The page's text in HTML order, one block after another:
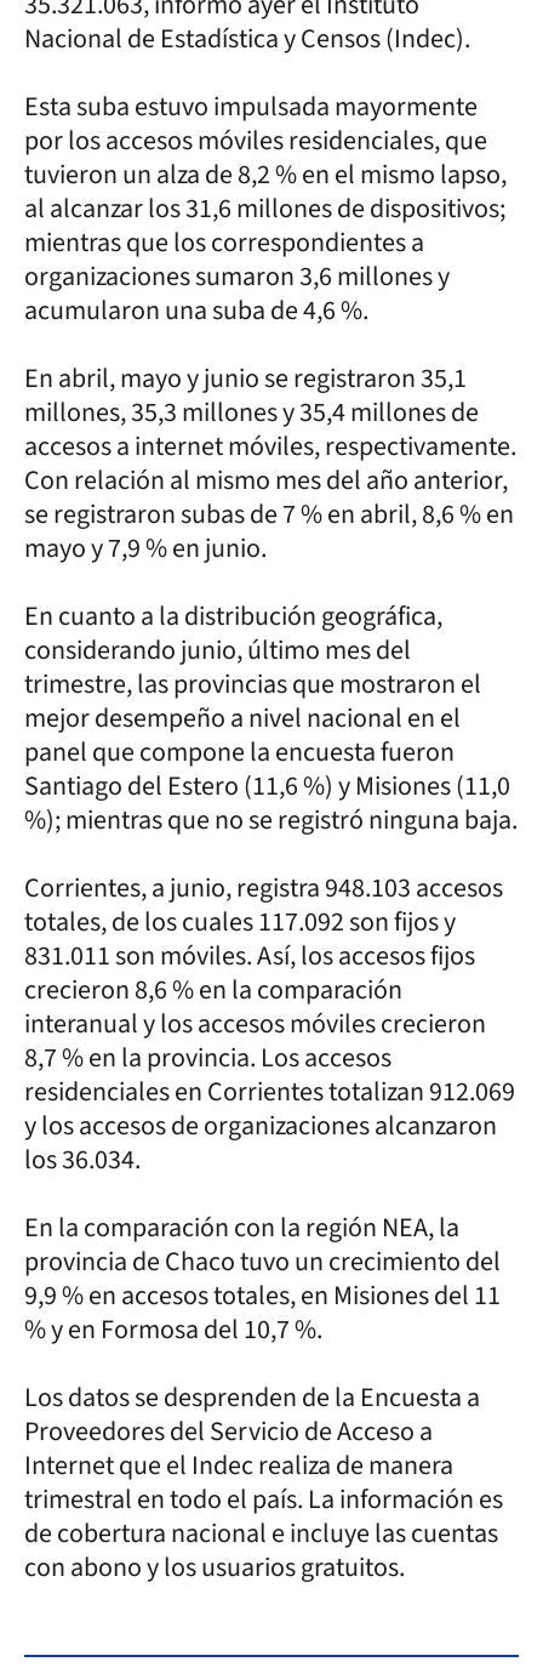
Nacional de Estadística y Censos (Indec).
Esta suba estuvo impulsada mayormente
por los accesos móviles residenciales, que
tuvieron un alza de 8,2 % en el mismo lapso,
al alcanzar los 31,6 millones de dispositivos;
mientras que los correspondientes a
organizaciones sumaron 3,6 millones y
acumularon una suba de 4,6 %.
En abril, mayo y junio se registraron 35,1
millones, 35,3 millones y 35,4 millones de
accesos a internet móviles, respectivamente.
Con relación al mismo mes del año anterior,
se registraron subas de 7 % en abril, 8,6 % en
mayo y 7,9 % en junio.
En cuanto a la distribución geográfica,
considerando junio, último mes del
trimestre, las provincias que mostraron el
mejor desempeño a nivel nacional en el
panel que compone la encuesta fueron
Santiago del Estero (11,6 %) y Misiones (11,0
%); mientras que no se registró ninguna baja.
Corrientes, a junio, registra 948.103 accesos
totales, de los cuales 117.092 son fijos y
831.011 son móviles. Así, los accesos fijos
crecieron 8,6 % en la comparación
interanual y los accesos móviles crecieron
8,7 % en la provincia. Los accesos
residenciales en Corrientes totalizan 912.069
y los accesos de organizaciones alcanzaron
los 36.034.
En la comparación con la región NEA, la
provincia de Chaco tuvo un crecimiento del
9,9 % en accesos totales, en Misiones del 11
% y en Formosa del 10,7 %.
Los datos se desprenden de la Encuesta a
Proveedores del Servicio de Acceso a
Internet que el Indec realiza de manera
trimestral en todo el país. La información es
de cobertura nacional e incluye las cuentas
con abono y los usuarios gratuitos.